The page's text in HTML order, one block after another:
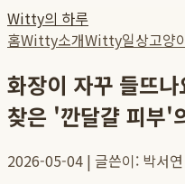
Witty의 하루
홈Witty소개Witty일상고양
화장이 자꾸 들뜨
찾은 '깐달걀 피부'
2026-05-04 | 글쓴이: 박서연